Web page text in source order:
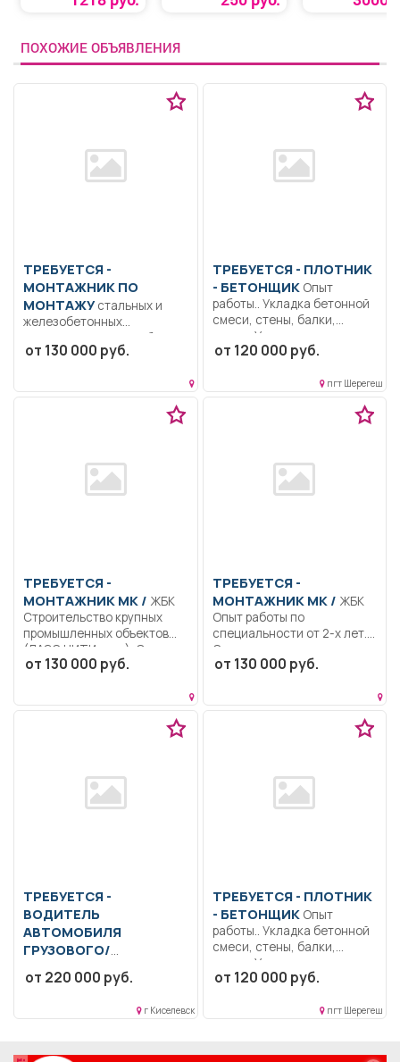
ПОХОЖИЕ ОБЪЯВЛЕНИЯ
ТРЕБУЕТСЯ -
МОНТАЖНИК ПО
МОНТАЖУстальных и
железобетонных
конструкций Опыт работы
по специальности от 2-х...
от 130 000 руб.
ТРЕБУЕТСЯ - ПЛОТНИК
- БЕТОНЩИКОпыт
работы.. Укладка бетонной
смеси, стены, балки,
плиты; Укладка...
от 120 000 руб.
пгт Шерегеш
ТРЕБУЕТСЯ -
МОНТАЖНИК МК / ЖБК
Строительство крупных
промышленных объектов
(ЛАЭС НИТИ и др.). Опыт...
от 130 000 руб.
ТРЕБУЕТСЯ -
МОНТАЖНИК МК / ЖБК
Опыт работы по
специальности от 2-х лет..
Строительство крупных...
от 130 000 руб.
ТРЕБУЕТСЯ -
ВОДИТЕЛЬ
АВТОМОБИЛЯ
ГРУЗОВОГО/
СПЕЦИАЛЬНОГО
Перевозка угля. Контроль
автомобиля. Мелкосрочный
от 220 000 руб.
г Киселевск
ТРЕБУЕТСЯ - ПЛОТНИК
- БЕТОНЩИКОпыт
работы.. Укладка бетонной
смеси, стены, балки,
плиты; Укладка...
от 120 000 руб.
пгт Шерегеш